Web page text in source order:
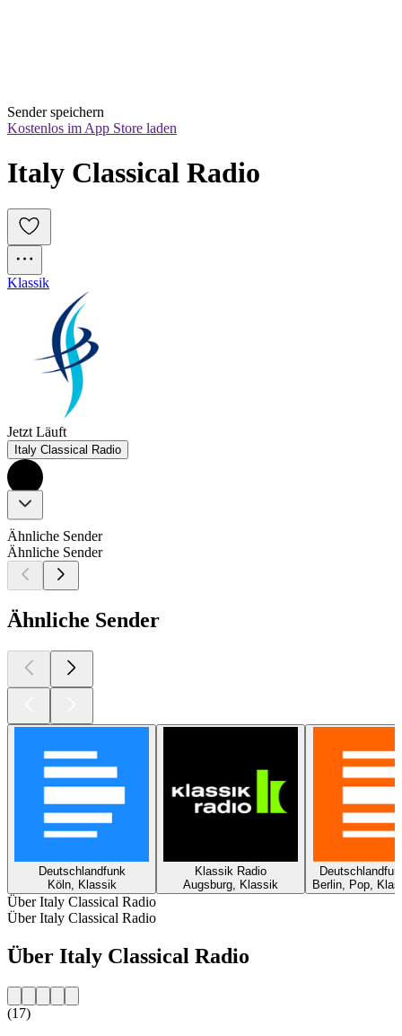
Sender speichern
Kostenlos im App Store laden
Italy Classical Radio
Klassik
Jetzt Läuft
Italy Classical Radio
Ähnliche Sender
Ähnliche Sender
Ähnliche Sender
Deutschlandfunk
Köln, Klassik
Klassik Radio
Augsburg, Klassik
Berlin, Pop,
Über Italy Classical Radio
Über Italy Classical Radio
Über Italy Classical Radio
(17)